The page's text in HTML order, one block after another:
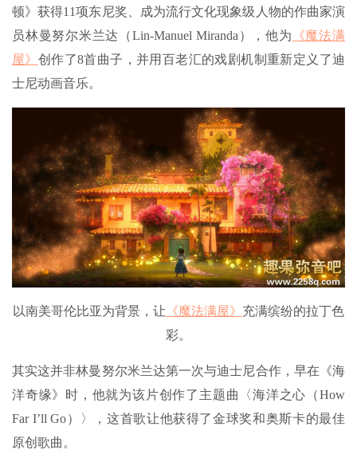
顿》获得11项东尼奖、成为流行文化现象级人物的作曲家演
员林曼努尔米兰达（Lin-Manuel Miranda），他为 《魔法满
屋》 创作了8首曲子，并用百老汇的戏剧机制重新定义了迪
士尼动画音乐。
以南美哥伦比亚为背景，让 《魔法满屋》 充满缤纷的拉丁色
彩。
其实这并非林曼努尔米兰达第一次与迪士尼合作，早在《海
洋奇缘》时，他就为该片创作了主题曲〈海洋之心（How
Far I’ll Go）〉，这首歌让他获得了金球奖和奥斯卡的最佳
原创歌曲。